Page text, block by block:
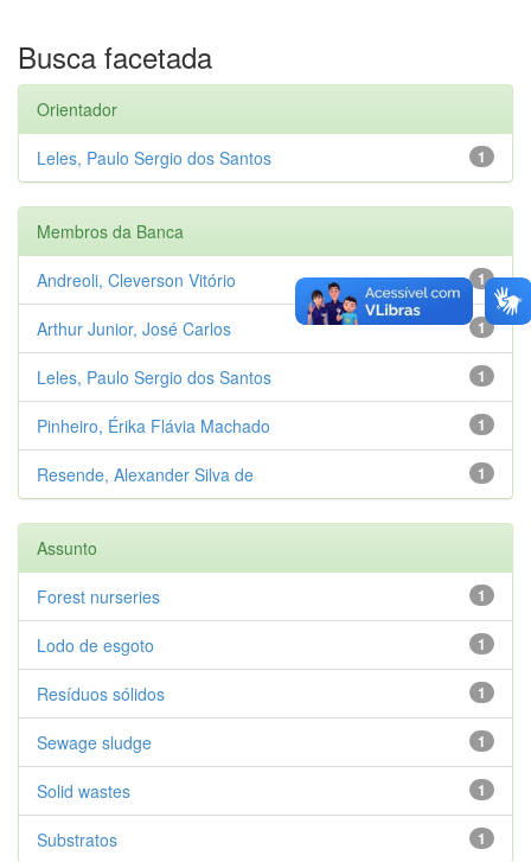
Busca facetada
Orientador
1
Leles, Paulo Sergio dos Santos
Membros da Banca
1
Andreoli, Cleverson Vitório
1
Arthur Junior, José Carlos
1
Leles, Paulo Sergio dos Santos
1
Pinheiro, Érika Flávia Machado
1
Resende, Alexander Silva de
Assunto
1
Forest nurseries
1
Lodo de esgoto
1
Resíduos sólidos
1
Sewage sludge
1
Solid wastes
1
Substratos